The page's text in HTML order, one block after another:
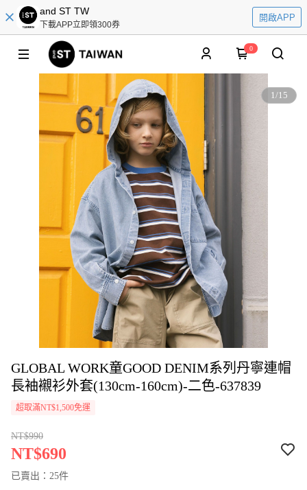
and ST TW
下載APP立即領300券
開啟APP
0
1/15
GLOBAL WORK童GOOD DENIM系列丹寧連帽
長袖襯衫外套(130cm-160cm)-二色-637839
超取滿NT$1,500免運
NT$990
NT$690
已賣出：25件